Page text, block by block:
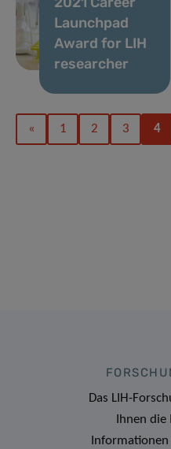
Launchpad
Award for LIH
researcher
« 1 2 3 4
Das LIH-
Ihnen